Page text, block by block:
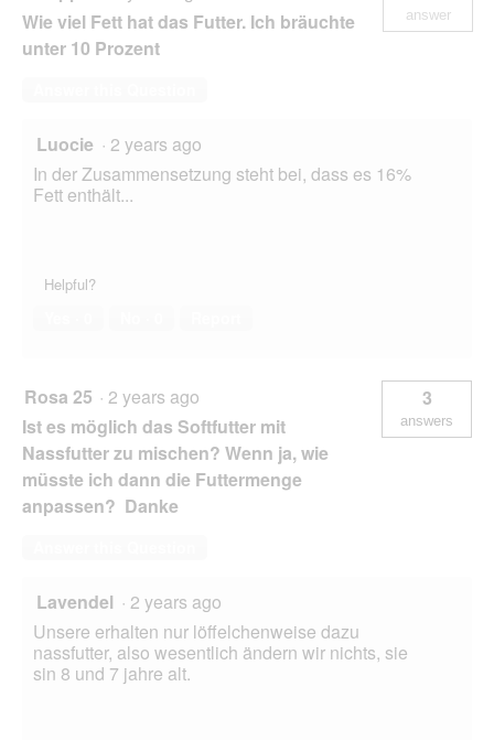
Wie viel Fett hat das Futter. Ich bräuchte
unter 10 Prozent
answer
Luocie · 2 years ago
In der Zusammensetzung steht bei, dass es 16%
Fett enthält...
Helpful?
Rosa 25 · 2 years ago
Ist es möglich das Softfutter mit
Nassfutter zu mischen? Wenn ja, wie
müsste ich dann die Futtermenge
anpassen? Danke
3
answers
Lavendel · 2 years ago
Unsere erhalten nur löffelchenweise dazu
nassfutter, also wesentlich ändern wir nichts, sie
sin 8 und 7 jahre alt.